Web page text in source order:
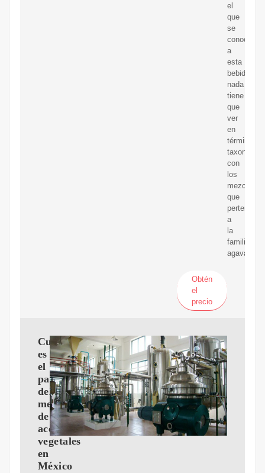
el
que
se
conoce
a
esta
bebida,
nada
tiene
que
ver
en
términos
con
los
mezcales
que
pertenecen
a
la
familia
Obtén
el
precio
Cuál
es
el
panorama
del
mercado
de
aceites
vegetales
en
México